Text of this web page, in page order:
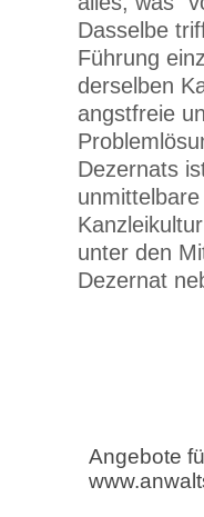
Dasselbe
Führung
derselben
angstfreie
Dezernats
unter den
Dezernat
Angebote